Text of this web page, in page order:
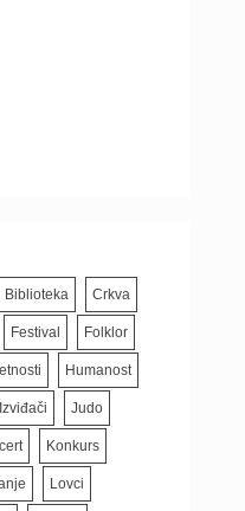
Biblioteka Crkva
Festival Folklor
Humanost
Izviđači Judo
Konkurs
Lovci